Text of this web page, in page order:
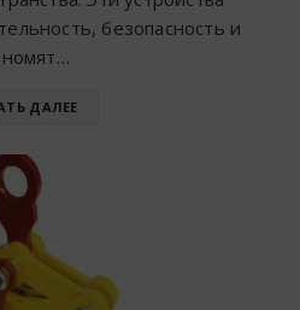
безопасность и
ДАЛЕЕ